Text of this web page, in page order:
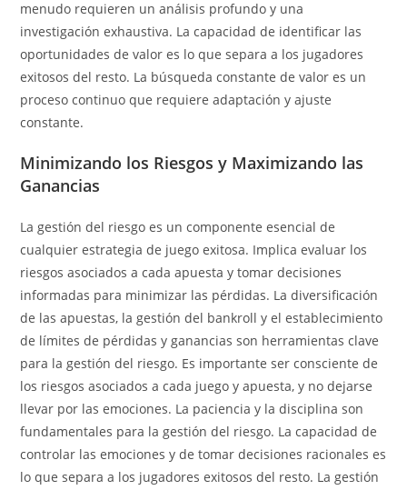
menudo requieren un análisis profundo y una
investigación exhaustiva. La capacidad de identificar las
oportunidades de valor es lo que separa a los jugadores
exitosos del resto. La búsqueda constante de valor es un
proceso continuo que requiere adaptación y ajuste
constante.
Minimizando los Riesgos y Maximizando las
Ganancias
La gestión del riesgo es un componente esencial de
cualquier estrategia de juego exitosa. Implica evaluar los
riesgos asociados a cada apuesta y tomar decisiones
informadas para minimizar las pérdidas. La diversificación
de las apuestas, la gestión del bankroll y el establecimiento
de límites de pérdidas y ganancias son herramientas clave
para la gestión del riesgo. Es importante ser consciente de
los riesgos asociados a cada juego y apuesta, y no dejarse
llevar por las emociones. La paciencia y la disciplina son
fundamentales para la gestión del riesgo. La capacidad de
controlar las emociones y de tomar decisiones racionales es
lo que separa a los jugadores exitosos del resto. La gestión